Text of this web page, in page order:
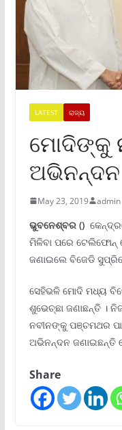
LATEST ରାଜ୍ୟ
ମୋଦିଙ୍କୁ
ଅଭିନନ୍ଦନ
May 23, 2019 admin
ଭୁବନେଶ୍ବର ()
ମିଳିବା ପରେ ଟେଲିଫୋନ୍
ଜଣାଇଲେ ବିଜେଡି
ସେହିଭଳି ମୋଦି ମଧ୍ୟ
ଶୁଭେଚ୍ଛା ଜଣାଛନ୍ତି
ନବୀନଙ୍କୁ ପଞ୍ଚମଥର
ଅଭିନନ୍ଦନ ଜଣାଇଛନ୍ତି
Share